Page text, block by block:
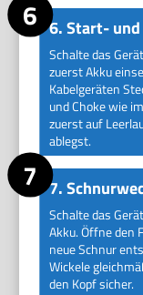
6. Start-
Schalte das
zuerst Akku
Kabelgeräten
und Choke wie
zuerst auf
ablegst.
7.
Schalte das
Akku. Öffne den
neue Schnur
Wickele
den Kopf sicher.